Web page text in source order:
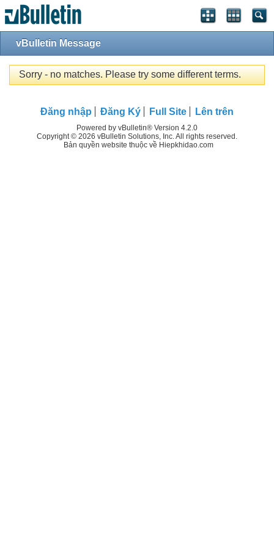
vBulletin Message
Sorry - no matches. Please try some different terms.
Đăng nhập Đăng Ký Full Site Lên trên
Powered by vBulletin® Version 4.2.0
Copyright © 2026 vBulletin Solutions, Inc. All rights reserved.
Bản quyền website thuộc về Hiepkhidao.com